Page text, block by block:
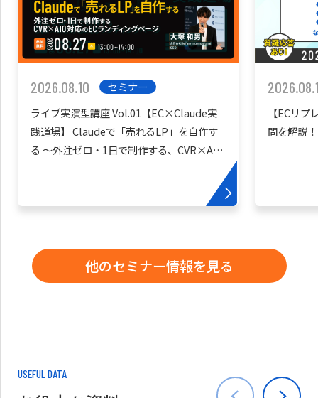
2026.08.10
セミナー
ライブ実演型講座 Vol.01【EC×Claude実
践道場】 Claudeで「売れるLP」を自作す
る 〜外注ゼロ・1日で制作する、CVR×AIO
【ECリ
問を解説！
他のセミナー情報を見る
USEFUL DATA